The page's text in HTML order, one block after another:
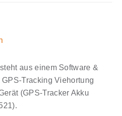
aus einem Software &
Tracking Viehortung
(GPS-Tracker Akku